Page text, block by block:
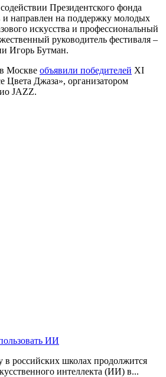
Президентского фонда
направлен на поддержку молодых
искусства и профессиональный
руководитель фестиваля –
Игорь Бутман.
Москве объявили победителей XI
Цвета Джаза», организатором
JAZZ.
ИИ
в российских школах продолжится
интеллекта (ИИ) в...